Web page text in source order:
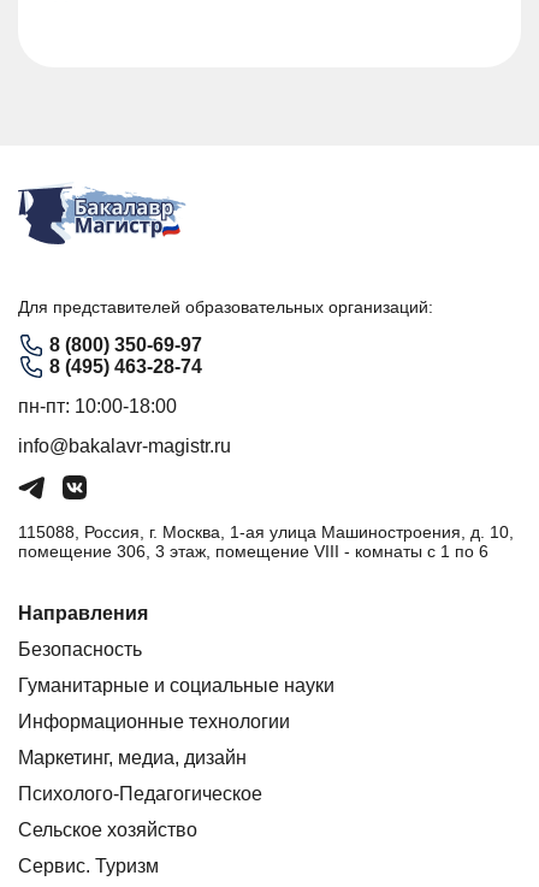
Для представителей образовательных организаций:
8 (800) 350-69-97
8 (495) 463-28-74
пн-пт: 10:00-18:00
info@bakalavr-magistr.ru
115088, Россия, г. Москва, 1-ая улица Машиностроения, д. 10,
помещение 306, 3 этаж, помещение VIII - комнаты с 1 по 6
Направления
Безопасность
Гуманитарные и социальные науки
Информационные технологии
Маркетинг, медиа, дизайн
Психолого-Педагогическое
Сельское хозяйство
Сервис. Туризм